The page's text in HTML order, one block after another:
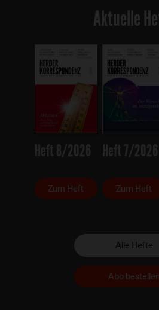
Aktuelle
Heft 8/2026
Zum Heft
Heft 7/2026
Zum Heft
Alle Hefte
Abo bestellen